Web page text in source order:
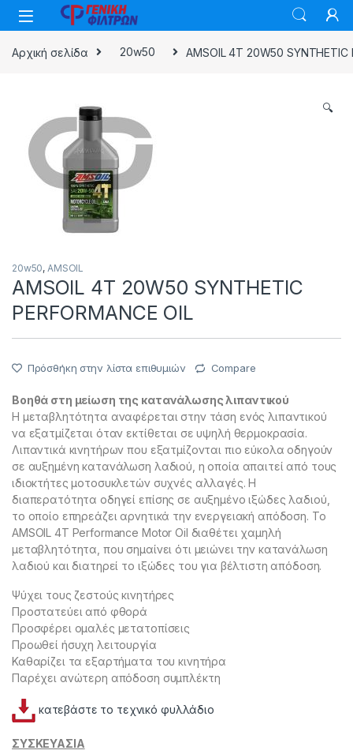
Skip to navigation
Skip to content
Αρχική σελίδα 20w50 AMSOIL 4T 20W50 SYNTHETIC
🔍
20w50,AMSOIL
AMSOIL 4T 20W50 SYNTHETIC
PERFORMANCE OIL
Πρόσθήκη στην λίστα επιθυμιών Compare
Βοηθά στη μείωση της κατανάλωσης λιπαντικού
Η μεταβλητότητα αναφέρεται στην τάση ενός λιπαντικού
να εξατμίζεται όταν εκτίθεται σε υψηλή θερμοκρασία.
Λιπαντικά κινητήρων που εξατμίζονται πιο εύκολα οδηγούν
σε αυξημένη κατανάλωση λαδιού, η οποία απαιτεί από τους
ιδιοκτήτες μοτοσυκλετών συχνές αλλαγές. Η
διαπερατότητα οδηγεί επίσης σε αυξημένο ιξώδες λαδιού,
το οποίο επηρεάζει αρνητικά την ενεργειακή απόδοση. Το
AMSOIL 4T Performance Motor Oil διαθέτει χαμηλή
μεταβλητότητα, που σημαίνει ότι μειώνει την κατανάλωση
λαδιού και διατηρεί το ιξώδες του για βέλτιστη απόδοση.
Ψύχει τους ζεστούς κινητήρες
Προστατεύει από φθορά
Προσφέρει ομαλές μετατοπίσεις
Προωθεί ήσυχη λειτουργία
Καθαρίζει τα εξαρτήματα του κινητήρα
Παρέχει ανώτερη απόδοση συμπλέκτη
κατεβάστε το τεχνικό φυλλάδιο
ΣΥΣΚΕΥΑΣΙΑ